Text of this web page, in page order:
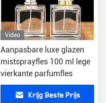
Video
Aanpasbare luxe glazen
mistsprayfles 100 ml lege
vierkante parfumfles
Krijg Beste Prijs